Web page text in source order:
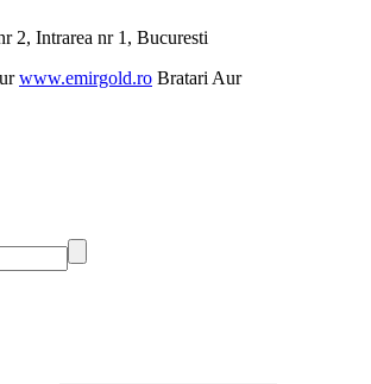
2, Intrarea nr 1, Bucuresti
www.emirgold.ro Bratari Aur